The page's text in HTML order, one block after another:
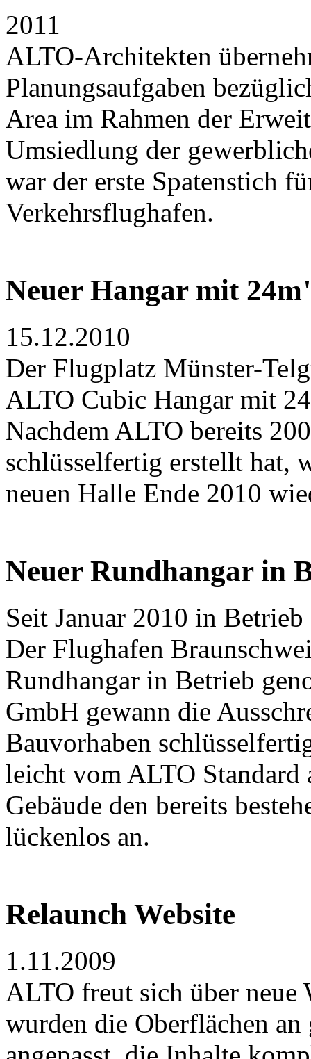
2011
ALTO-Architekten
Planungsaufgaben
Area im Rahmen der
Umsiedlung der
war der erste Spatenstich
Verkehrsflughafen.
Neuer Hangar mit
15.12.2010
Der Flugplatz Münster-
ALTO Cubic Hangar mit
Nachdem ALTO bereits
schlüsselfertig erstellt hat,
neuen Halle Ende 2010
Neuer Rundhangar in
Seit Januar 2010 in Betrieb
Der Flughafen
Rundhangar in Betrieb
GmbH gewann die
Bauvorhaben
leicht vom ALTO Standard
Gebäude den bereits
lückenlos an.
Relaunch Website
1.11.2009
ALTO freut sich über neue
wurden die Oberflächen